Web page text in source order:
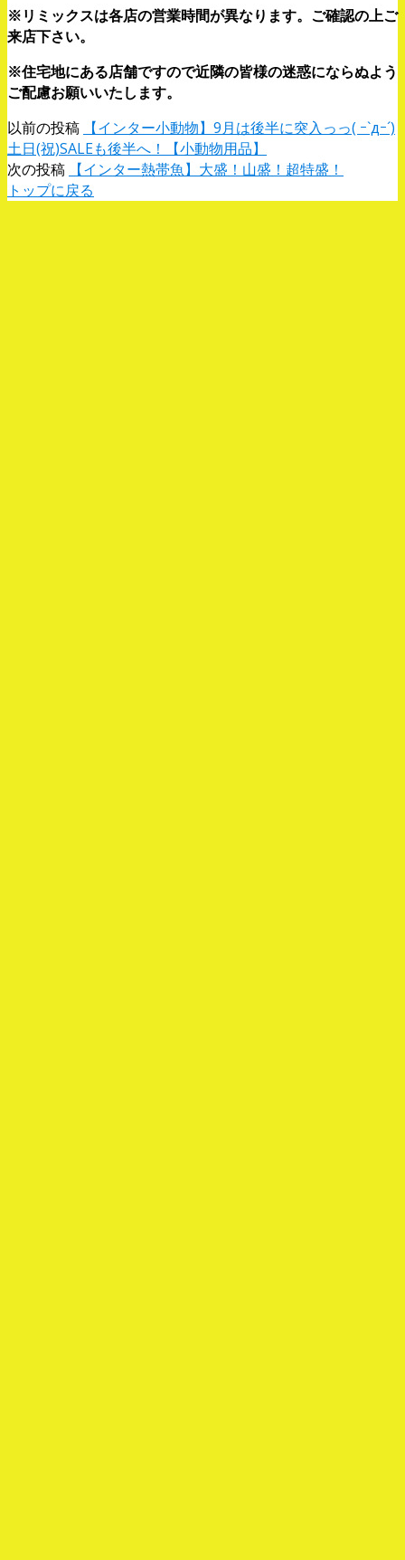
※リミックスは各店の営業時間が異なります。ご確認の上ご
来店下さい。
※住宅地にある店舗ですので近隣の皆様の迷惑にならぬよう
ご配慮お願いいたします。
以前の投稿
【インター小動物】9月は後半に突入っっ( ｰ`дｰ´)
土日(祝)SALEも後半へ！【小動物用品】
次の投稿
【インター熱帯魚】大盛！山盛！超特盛！
トップに戻る